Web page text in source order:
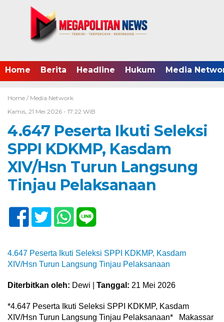
Home Berita Headline Hukum Media
Home / Media Network
Kamis, 21 Mei 2026 - 17:22 WIB
4.647 Peserta Ikuti Seleksi
SPPI KDKMP, Kasdam
XIV/Hsn Turun Langsung
Tinjau Pelaksanaan
4.647 Peserta Ikuti Seleksi SPPI KDKMP, Kasdam
XIV/Hsn Turun Langsung Tinjau Pelaksanaan
Diterbitkan oleh: Dewi | Tanggal: 21 Mei 2026
*4.647 Peserta Ikuti Seleksi SPPI KDKMP, Kasdam
XIV/Hsn Turun Langsung Tinjau Pelaksanaan* Makassar